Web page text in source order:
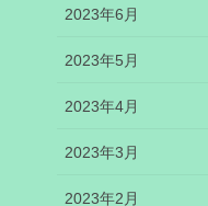
2023年6月
2023年5月
2023年4月
2023年3月
2023年2月